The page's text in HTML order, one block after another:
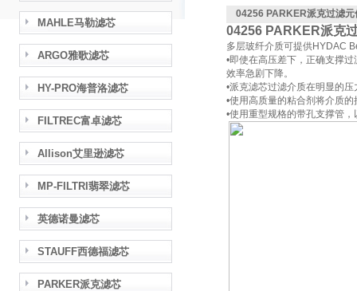
MAHLE马勒滤芯
ARGO雅歌滤芯
HY-PRO海普洛滤芯
FILTREC富卓滤芯
Allison艾里逊滤芯
MP-FILTRI翡翠滤芯
英德诺曼滤芯
STAUFF西德福滤芯
PARKER派克滤芯
04256 PARKER派克过滤元
04256 PARKER派克
多层玻纤介质可提供HYDAC
•即使在高压差下，正确支撑
效率急剧下降。
•派克滤芯过滤介质在明显的
•使用高质量的粘合剂将介质
•使用重型规格的带孔支撑管